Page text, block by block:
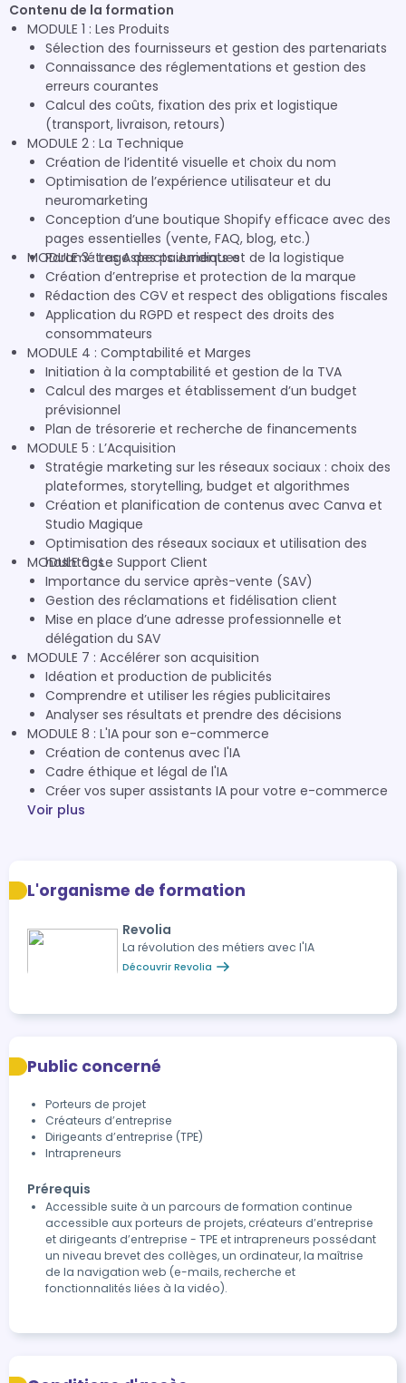
Contenu de la formation
MODULE 1 : Les Produits
Sélection des fournisseurs et gestion des partenariats
Connaissance des réglementations et gestion des
erreurs courantes
Calcul des coûts, fixation des prix et logistique
(transport, livraison, retours)
MODULE 2 : La Technique
Création de l’identité visuelle et choix du nom
Optimisation de l’expérience utilisateur et du
neuromarketing
Conception d’une boutique Shopify efficace avec des
pages essentielles (vente, FAQ, blog, etc.)
Paramétrage des paiements et de la logistique
MODULE 3 : Les Aspects Juridiques
Création d’entreprise et protection de la marque
Rédaction des CGV et respect des obligations fiscales
Application du RGPD et respect des droits des
consommateurs
MODULE 4 : Comptabilité et Marges
Initiation à la comptabilité et gestion de la TVA
Calcul des marges et établissement d’un budget
prévisionnel
Plan de trésorerie et recherche de financements
MODULE 5 : L’Acquisition
Stratégie marketing sur les réseaux sociaux : choix des
plateformes, storytelling, budget et algorithmes
Création et planification de contenus avec Canva et
Studio Magique
Optimisation des réseaux sociaux et utilisation des
hashtags
MODULE 6 : Le Support Client
Importance du service après-vente (SAV)
Gestion des réclamations et fidélisation client
Mise en place d’une adresse professionnelle et
délégation du SAV
MODULE 7 : Accélérer son acquisition
Idéation et production de publicités
Comprendre et utiliser les régies publicitaires
Analyser ses résultats et prendre des décisions
MODULE 8 : L'IA pour son e-commerce
Création de contenus avec l'IA
Cadre éthique et légal de l'IA
Créer vos super assistants IA pour votre e-commerce
Voir plus
L'organisme de formation
Revolia
La révolution des métiers avec l'IA
Découvrir Revolia
Public concerné
Porteurs de projet
Créateurs d’entreprise
Dirigeants d’entreprise (TPE)
Intrapreneurs
Prérequis
Accessible suite à un parcours de formation continue
accessible aux porteurs de projets, créateurs d’entreprise
et dirigeants d’entreprise - TPE et intrapreneurs possédant
un niveau brevet des collèges, un ordinateur, la maîtrise
de la navigation web (e-mails, recherche et
fonctionnalités liées à la vidéo).